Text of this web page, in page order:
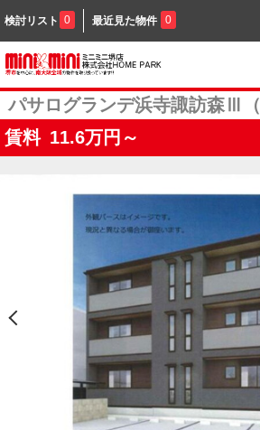
検討リスト 0 最近見た物件 0
パサログランデ浜寺諏訪森Ⅲ（
賃料 11.6万円～